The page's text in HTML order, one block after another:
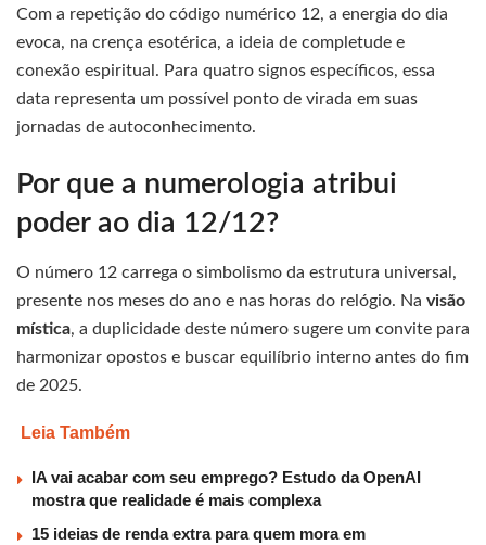
Com a repetição do código numérico 12, a energia do dia
evoca, na crença esotérica, a ideia de completude e
conexão espiritual. Para quatro signos específicos, essa
data representa um possível ponto de virada em suas
jornadas de autoconhecimento.
Por que a numerologia atribui
poder ao dia 12/12?
O número 12 carrega o simbolismo da estrutura universal,
presente nos meses do ano e nas horas do relógio. Na visão
mística, a duplicidade deste número sugere um convite para
harmonizar opostos e buscar equilíbrio interno antes do fim
de 2025.
Leia Também
IA vai acabar com seu emprego? Estudo da OpenAI
mostra que realidade é mais complexa
15 ideias de renda extra para quem mora em